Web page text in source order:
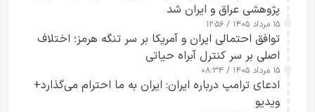
پژوهشی عراق و ایران شد
۱۵ مرداد ۱۴۰۵ / ۱۲:۵۶
توافق احتمالی ایران و آمریکا بر سر تنگه هرمز؛ اختلاف
اصلی بر سر کنترل آبراه حیاتی
۱۵ مرداد ۱۴۰۵ / ۰۸:۳۴
ادعای ترامپ درباره ایران: ایران به ما احترام می‌گذارد+
ویدیو